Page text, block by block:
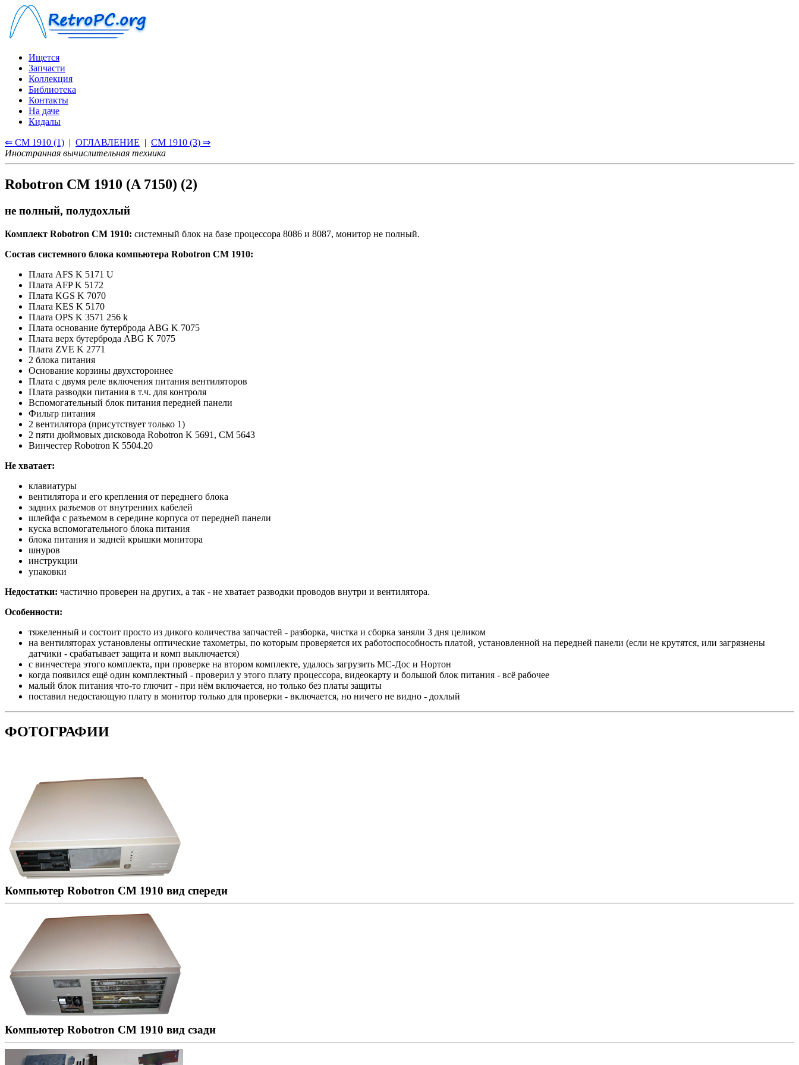
Ищется
Запчасти
Коллекция
Библиотека
Контакты
На даче
Кидалы
⇐ CM 1910 (1) | ОГЛАВЛЕНИЕ | CM 1910 (3) ⇒
Иностранная вычислительная техника
Robotron CM 1910 (A 7150) (2)
не полный, полудохлый
Комплект Robotron CM 1910: системный блок на базе процессора 8086 и 8087, монитор не полный.
Состав системного блока компьютера Robotron CM 1910:
Плата AFS K 5171 U
Плата AFP K 5172
Плата KGS K 7070
Плата KES K 5170
Плата OPS K 3571 256 k
Плата основание бутерброда ABG K 7075
Плата верх бутерброда ABG K 7075
Плата ZVE K 2771
2 блока питания
Основание корзины двухстороннее
Плата с двумя реле включения питания вентиляторов
Плата разводки питания в т.ч. для контроля
Вспомогательный блок питания передней панели
Фильтр питания
2 вентилятора (присутствует только 1)
2 пяти дюймовых дисковода Robotron K 5691, СМ 5643
Винчестер Robotron K 5504.20
Не хватает:
клавиатуры
вентилятора и его крепления от переднего блока
задних разъемов от внутренних кабелей
шлейфа с разъемом в середине корпуса от передней панели
куска вспомогательного блока питания
блока питания и задней крышки монитора
шнуров
инструкции
упаковки
Недостатки: частично проверен на других, а так - не хватает разводки проводов внутри и вентилятора.
Особенности:
тяжеленный и состоит просто из дикого количества запчастей - разборка, чистка и сборка заняли 3 дня целиком
на вентиляторах установлены оптические тахометры, по которым проверяется их работоспособность платой, установленной на передней панели (если не крутятся, или загрязнены
датчики - срабатывает защита и комп выключается)
с винчестера этого комплекта, при проверке на втором комплекте, удалось загрузить МС-Дос и Нортон
когда появился ещё один комплектный - проверил у этого плату процессора, видеокарту и большой блок питания - всё рабочее
малый блок питания что-то глючит - при нём включается, но только без платы защиты
поставил недостающую плату в монитор только для проверки - включается, но ничего не видно - дохлый
ФОТОГРАФИИ
Компьютер Robotron CM 1910 вид спереди
Компьютер Robotron CM 1910 вид сзади